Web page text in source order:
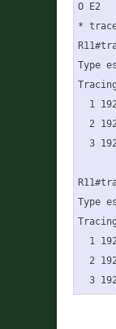
O E2
* trace
Type
1
2
3
Type
1
2